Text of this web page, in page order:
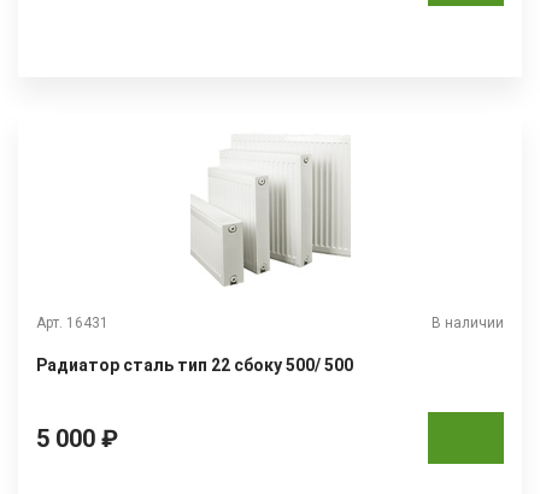
Арт. 16431 В наличии
Радиатор сталь тип 22 сбоку 500/ 500
5 000 ₽